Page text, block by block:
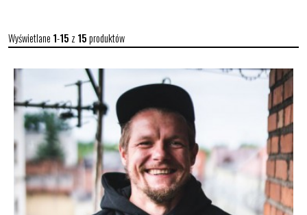
Wyświetlane 1-15 z 15produktów